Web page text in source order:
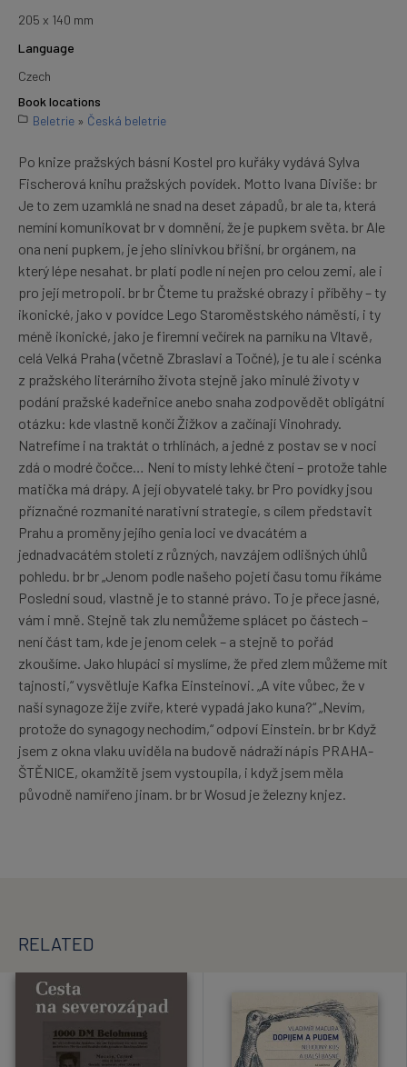
205 x 140 mm
Language
Czech
Book locations
Beletrie » Česká beletrie
Po knize pražských básní Kostel pro kuřáky vydává Sylva
Fischerová knihu pražských povídek. Motto Ivana Diviše: br
Je to zem uzamklá ne snad na deset západů, br ale ta, která
nemíní komunikovat br v domnění, že je pupkem světa. br Ale
ona není pupkem, je jeho slinivkou břišní, br orgánem, na
který lépe nesahat. br platí podle ní nejen pro celou zemi, ale i
pro její metropoli. br br Čteme tu pražské obrazy i příběhy – ty
ikonické, jako v povídce Lego Staroměstského náměstí, i ty
méně ikonické, jako je firemní večírek na parníku na Vltavě,
celá Velká Praha (včetně Zbraslavi a Točné), je tu ale i scénka
z pražského literárního života stejně jako minulé životy v
podání pražské kadeřnice anebo snaha zodpovědět obligátní
otázku: kde vlastně končí Žižkov a začínají Vinohrady.
Natrefíme i na traktát o trhlinách, a jedné z postav se v noci
zdá o modré čočce… Není to místy lehké čtení – protože tahle
matička má drápy. A její obyvatelé taky. br Pro povídky jsou
příznačné rozmanité narativní strategie, s cílem představit
Prahu a proměny jejího genia loci ve dvacátém a
jednadvacátém století z různých, navzájem odlišných úhlů
pohledu. br br „Jenom podle našeho pojetí času tomu říkáme
Poslední soud, vlastně je to stanné právo. To je přece jasné,
vám i mně. Stejně tak zlu nemůžeme splácet po částech –
není část tam, kde je jenom celek – a stejně to pořád
zkoušíme. Jako hlupáci si myslíme, že před zlem můžeme mít
tajnosti,“ vysvětluje Kafka Einsteinovi. „A víte vůbec, že v
naší synagoze žije zvíře, které vypadá jako kuna?“ „Nevím,
protože do synagogy nechodím,“ odpoví Einstein. br br Když
jsem z okna vlaku uviděla na budově nádraží nápis PRAHA-
ŠTĚNICE, okamžitě jsem vystoupila, i když jsem měla
původně namířeno jinam. br br Wosud je železny knjez.
RELATED